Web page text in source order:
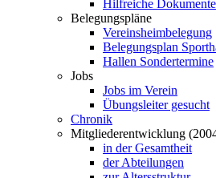
Hilfreiche
Belegungspläne
Vereinsheimbelegung
Belegungsplan
Hallen Sondertermine
Jobs
Jobs im Verein
Übungsleiter gesucht
Chronik
Mitgliederentwicklung
in der Gesamtheit
der Abteilungen